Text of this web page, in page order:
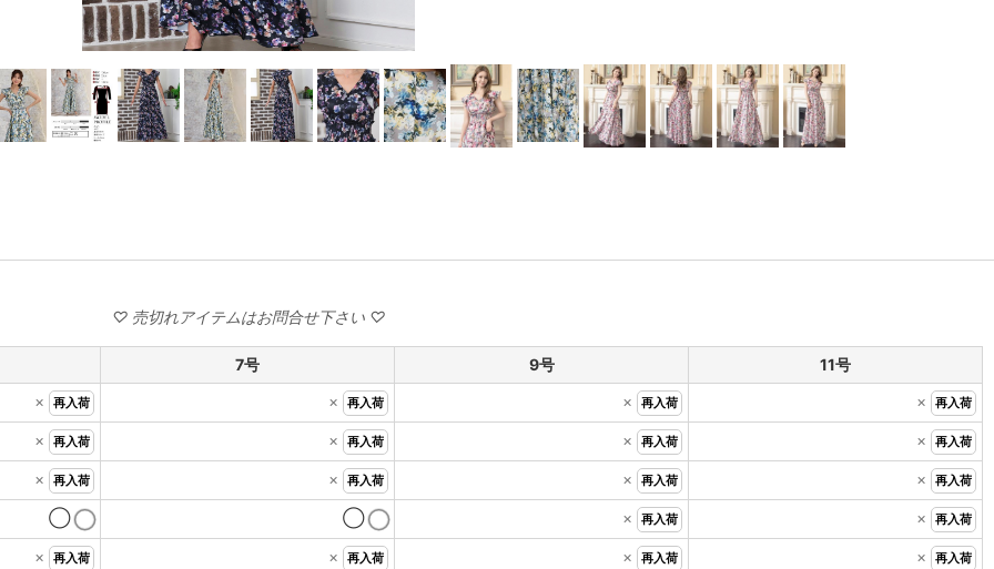
7号 9号
11号
×
再入荷 × 再入荷 × 再入荷 × 再入荷
× 再入荷 × 再入荷 × 再入荷 × 再入荷
× 再入荷 × 再入荷 × 再入荷 × 再入荷
◯ ◯ × 再入荷 × 再入荷
× 再入荷 × 再入荷 × 再入荷 × 再入荷